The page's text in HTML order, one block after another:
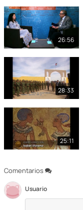
Comentarios
Usuario
26:56
28:33
25:11